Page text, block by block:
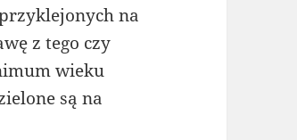
na
z tego czy
wieku
są na